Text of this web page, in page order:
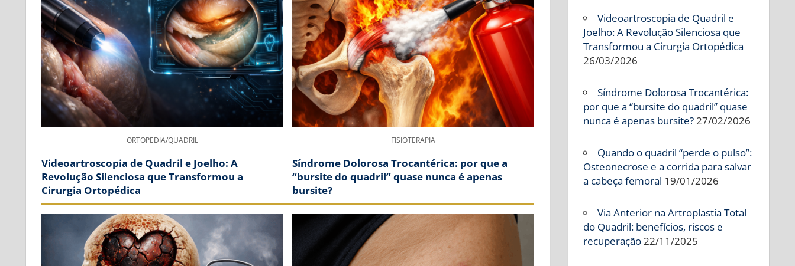
ORTOPEDIA/QUADRIL
Videoartroscopia de Quadril e Joelho: A
Revolução Silenciosa que Transformou a
Cirurgia Ortopédica
FISIOTERAPIA
Síndrome Dolorosa Trocantérica: por que a
“bursite do quadril” quase nunca é apenas
bursite?
Videoartroscopia de Quadril e
Joelho: A Revolução Silenciosa que
Transformou a Cirurgia Ortopédica
26/03/2026
Síndrome Dolorosa Trocantérica:
por que a “bursite do quadril” quase
nunca é apenas bursite?27/02/2026
Quando o quadril “perde o pulso”:
Osteonecrose e a corrida para salvar
a cabeça femoral 19/01/2026
Via Anterior na Artroplastia Total
do Quadril: benefícios, riscos e
recuperação22/11/2025